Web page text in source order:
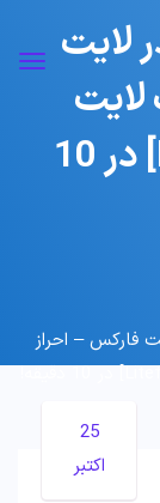
لایت
فایننس [Litefinance] در 10
فارکس – احراز
هویت لایت فایننس [Litefinance] در 10 دقیقه!
25
اکتبر